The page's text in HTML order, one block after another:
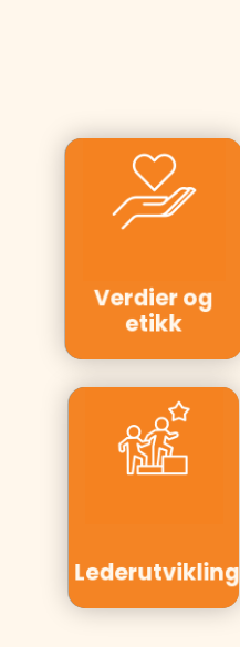
Verdier og
etikk
Kunder:
Hurtigruten,
Møller
Lederutvikling
Kunder:
Telenor,
Equinor,
Elvia